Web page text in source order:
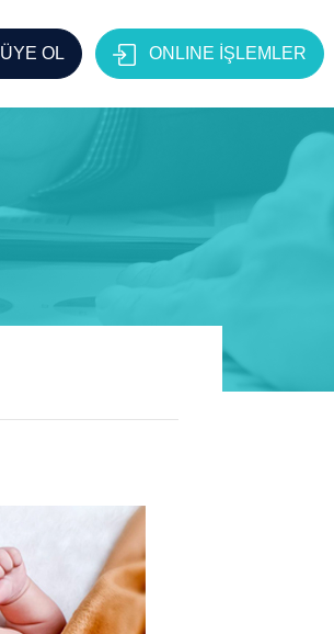
ÜYE OL ONLINE İŞLEMLER